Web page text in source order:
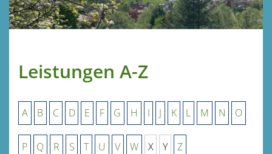
Leistungen A-Z
A B C D E F G H I J K L M N O
P Q R S T U V W X Y Z